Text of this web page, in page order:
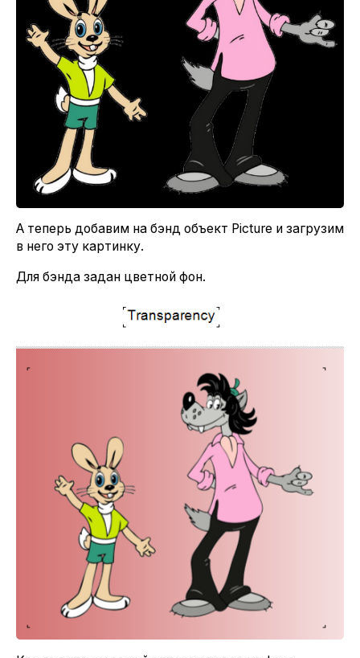
А теперь добавим на бэнд объект Picture и загрузим
в него эту картинку.
Для бэнда задан цветной фон.